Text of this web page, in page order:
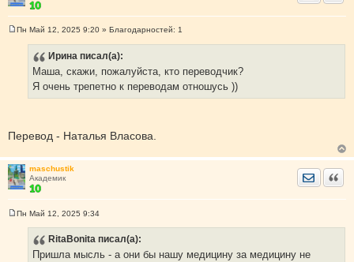
Пн Май 12, 2025 9:20 » Благодарностей: 1
Ирина писал(а):
Маша, скажи, пожалуйста, кто переводчик?
Я очень трепетно к переводам отношусь ))
Перевод - Наталья Власова.
maschustik
Академик
Пн Май 12, 2025 9:34
RitaBonita писал(а):
Пришла мысль - а они бы нашу медицину за медицину не